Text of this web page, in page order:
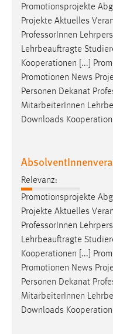
Promotionsprojekte
Projekte Aktuelles
Professor Innen
Lehrbeauftragte
Kooperationen [...]
Promotionen News
Personen Dekanat
MitarbeiterInnen
Downloads
Relevanz:
Promotionsprojekte
Projekte Aktuelles
ProfessorInnen
Lehrbeauftragte
Kooperationen [...]
Promotionen News
Personen Dekanat
MitarbeiterInnen
Downloads
Name:
Zweck:
Für performante
gespeichert, ob man
Sprachpräferenz
Zweck:
Das Cookie speichert
Cookie Laufzeit:
30 Tage
Chat
Name:
MibewSessionID,
chat-frame-style-